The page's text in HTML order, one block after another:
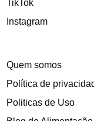
TikTok
Instagram
Quem somos
Política de
Politicas de Uso